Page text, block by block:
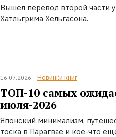
Вышел перевод второй части
Хатльгрима Хельгасона.
16.07.2026 Новинки книг
ТОП-10 самых
июля-2026
Японский минимализм,
тоска в Парагвае и кое-что